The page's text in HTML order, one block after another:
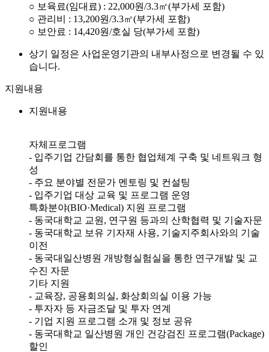
○ 보육료(임대료) : 22,000원/3.3㎡(부가세 포함)
○ 관리비 : 13,200원/3.3㎡(부가세 포함)
○ 보안료 : 14,420원/호실 당(부가세 포함)
상기 일정은 사업운영기관의 내부사정으로 변경될 수 있
습니다.
지원내용
지원내용
자체프로그램
- 입주기업 간담회를 통한 협업체계 구축 및 네트워크 형
성
- 주요 분야별 전문가 멘토링 및 컨설팅
- 입주기업 대상 교육 및 프로그램 운영
특화분야(BIO·Medical) 지원 프로그램
- 동국대학교 교원, 연구원 등과의 산학협력 및 기술자문
- 동국대학교 보유 기자재 사용, 기술지주회사와의 기술
이전
- 동국대일산병원 개방형실험실을 통한 연구개발 및 교
수진 자문
기타 지원
- 교육장, 공용회의실, 화상회의실 이용 가능
- 투자자 등 자금조달 및 투자 연계
- 기업 지원 프로그램 소개 및 정보 공유
- 동국대학교 일산병원 개인 건강검진 프로그램(Package)
할인